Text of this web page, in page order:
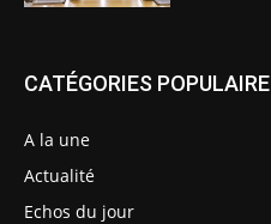
CATÉGORIES POPULAIRE
A la une
Actualité
Echos du jour